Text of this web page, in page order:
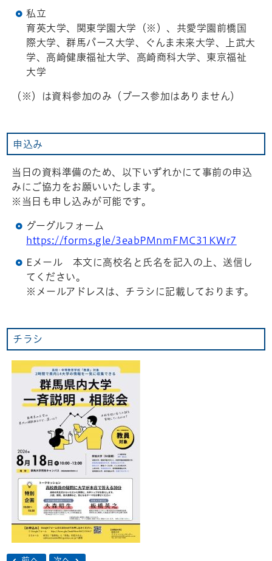
私立
育英大学、関東学園大学（※）、共愛学園前橋国
際大学、群馬パース大学、ぐんま未来大学、上武大
学、高崎健康福祉大学、高崎商科大学、東京福祉
大学
（※）は資料参加のみ（ブース参加はありません）
申込み
当日の資料準備のため、以下いずれかにて事前の申込
みにご協力をお願いいたします。
※当日も申し込みが可能です。
グーグルフォーム
https://forms.gle/3eabPMnmFMC31KWr7
Eメール 本文に高校名と氏名を記入の上、送信し
てください。
※メールアドレスは、チラシに記載しております。
チラシ